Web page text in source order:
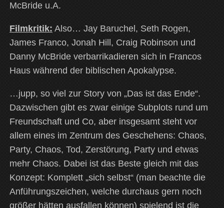
McBride u.A.
Filmkritik: Also… Jay Baruchel, Seth Rogen,
James Franco, Jonah Hill, Craig Robinson und
Danny McBride verbarrikadieren sich in Francos
Haus während der biblischen Apokalypse.
…jupp, so viel zur Story von „Das ist das Ende“.
Dazwischen gibt es zwar einige Subplots rund um
Freundschaft und Co, aber insgesamt steht vor
allem eines im Zentrum des Geschehens: Chaos,
Party, Chaos, Tod, Zerstörung, Party und etwas
mehr Chaos. Dabei ist das Beste gleich mit das
Konzept: Komplett „sich selbst“ (man beachte die
Anführungszeichen, welche durchaus gern noch
größer hätten ausfallen können) spielend ist die